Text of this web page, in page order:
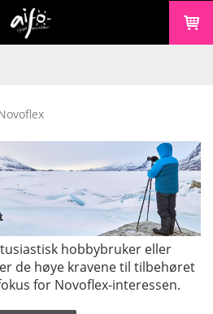
hobbybruker eller
de høye kravene til tilbehøret
for Novoflex-interessen.